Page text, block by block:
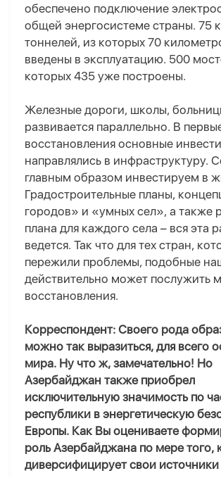
обеспечено подключение
общей энергосистеме страны. 75
тоннелей, из которых 70
введены в эксплуатацию. 500
которых 435 уже построены.
Железные дороги, школы,
развивается параллельно. В
восстановления основные
направлялись в инфраструктуру.
главным образом инвестируем в
Градостроительные планы,
городов» и «умных сел», а также
плана для каждого села – вся эта
ведется. Так что для тех стран,
пережили проблемы, подобные
действительно может послужить
восстановления.
Корреспондент: Своего рода
можно так выразиться, для всего
мира. Ну что ж, замечательно! Но
Азербайджан также приобрел
исключительную значимость по
республики в энергетическую
Европы. Как Вы оцениваете
роль Азербайджана по мере того,
диверсифицирует свои источники